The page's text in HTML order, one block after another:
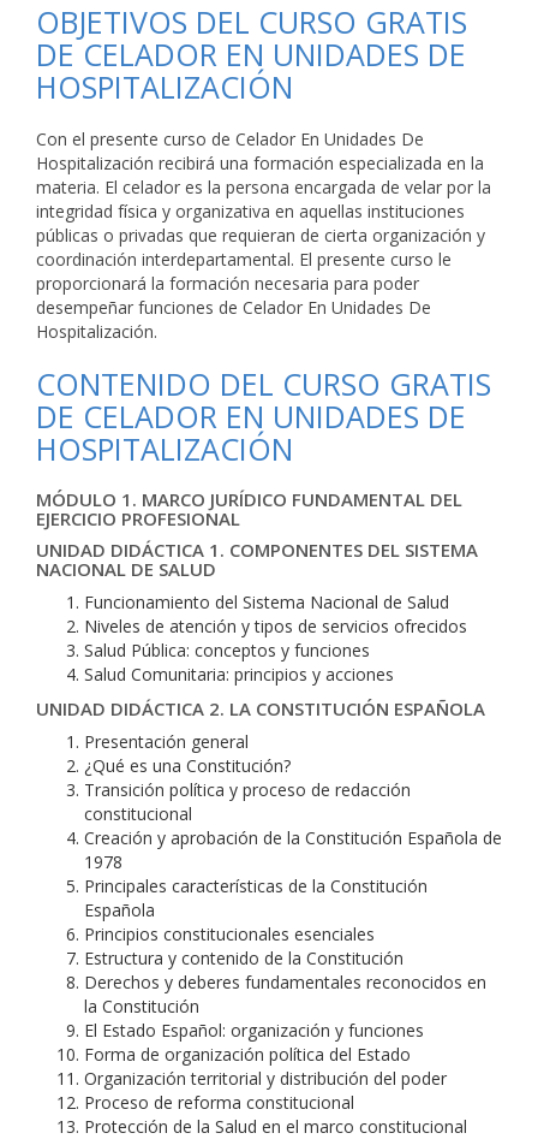
OBJETIVOS DEL CURSO GRATIS
DE CELADOR EN UNIDADES DE
HOSPITALIZACIÓN
Con el presente curso de Celador En Unidades De
Hospitalización recibirá una formación especializada en la
materia. El celador es la persona encargada de velar por la
integridad física y organizativa en aquellas instituciones
públicas o privadas que requieran de cierta organización y
coordinación interdepartamental. El presente curso le
proporcionará la formación necesaria para poder
desempeñar funciones de Celador En Unidades De
Hospitalización.
CONTENIDO DEL CURSO GRATIS
DE CELADOR EN UNIDADES DE
HOSPITALIZACIÓN
MÓDULO 1. MARCO JURÍDICO FUNDAMENTAL DEL
EJERCICIO PROFESIONAL
UNIDAD DIDÁCTICA 1. COMPONENTES DEL SISTEMA
NACIONAL DE SALUD
Funcionamiento del Sistema Nacional de Salud
Niveles de atención y tipos de servicios ofrecidos
Salud Pública: conceptos y funciones
Salud Comunitaria: principios y acciones
UNIDAD DIDÁCTICA 2. LA CONSTITUCIÓN ESPAÑOLA
Presentación general
¿Qué es una Constitución?
Transición política y proceso de redacción
constitucional
Creación y aprobación de la Constitución Española de
1978
Principales características de la Constitución
Española
Principios constitucionales esenciales
Estructura y contenido de la Constitución
Derechos y deberes fundamentales reconocidos en
la Constitución
El Estado Español: organización y funciones
Forma de organización política del Estado
Organización territorial y distribución del poder
Proceso de reforma constitucional
Protección de la Salud en el marco constitucional